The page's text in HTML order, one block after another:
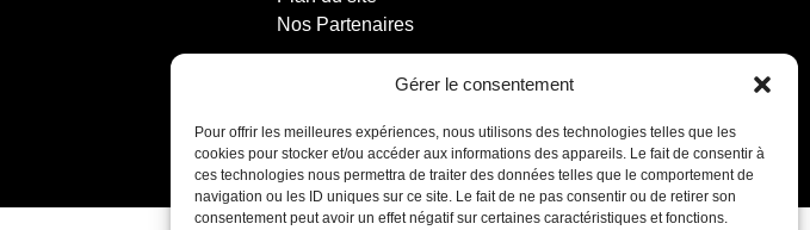
Gérer le consentement
Pour offrir les meilleures expériences, nous utilisons des technologies telles que les
cookies pour stocker et/ou accéder aux informations des appareils. Le fait de consentir à
ces technologies nous permettra de traiter des données telles que le comportement de
navigation ou les ID uniques sur ce site. Le fait de ne pas consentir ou de retirer son
consentement peut avoir un effet négatif sur certaines caractéristiques et fonctions.
Nos Partenaires
SUIVEZ-NOUS